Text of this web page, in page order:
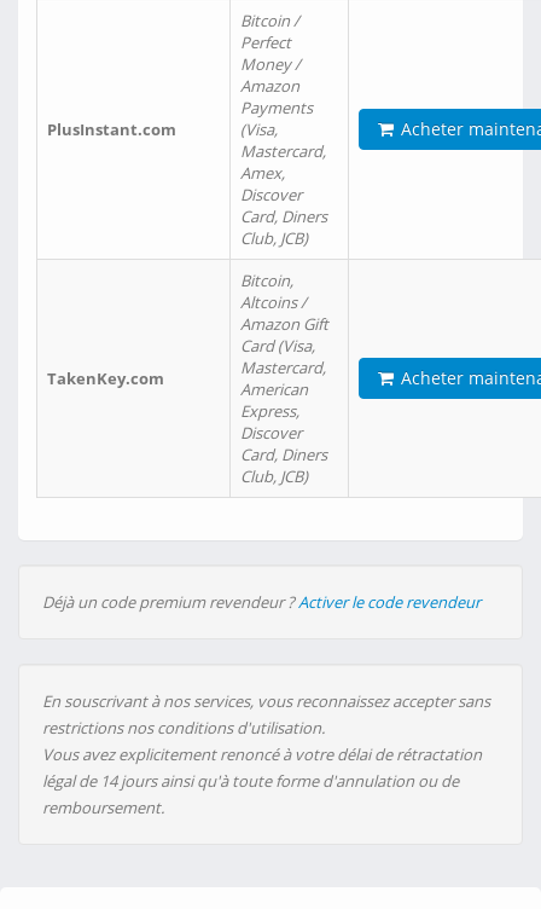
PlusInstant.com
Bitcoin /
Perfect
Money /
Amazon
Payments
(Visa,
Mastercard,
Amex,
Discover
Card, Diners
Club, JCB)
Acheter
TakenKey.com
Bitcoin,
Altcoins /
Amazon Gift
Card (Visa,
Mastercard,
American
Express,
Discover
Card, Diners
Club, JCB)
Acheter
Déjà un code premium revendeur ?Activer le code revendeur
En souscrivant à nos services, vous reconnaissez accepter sans
restrictions nos conditions d'utilisation.
Vous avez explicitement renoncé à votre délai de rétractation
légal de 14 jours ainsi qu'à toute forme d'annulation ou de
remboursement.